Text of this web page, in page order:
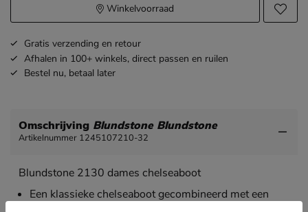
Winkelvoorraad
Gratis verzending en retour
Afhalen in 100+ winkels, direct passen en ruilen
Bestel nu, betaal later
Omschrijving Blundstone Blundstone
Artikelnummer 1245107210-32
Blundstone 2130 dames chelseaboot
Een klassieke chelseaboot gecombineerd met een